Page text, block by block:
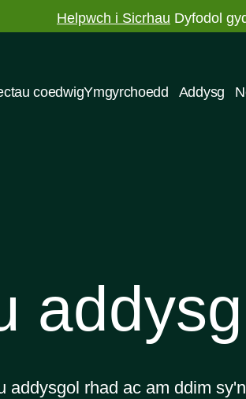
Helpwch i Sicrhau Dyfodol
coedwigYmgyrchoedd Addysg
addysg
addysgol rhad ac am ddim